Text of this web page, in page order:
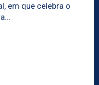
em que celebra o